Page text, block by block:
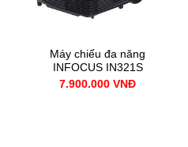
Máy chiếu đa năng
INFOCUS IN321S
7.900.000 VNĐ